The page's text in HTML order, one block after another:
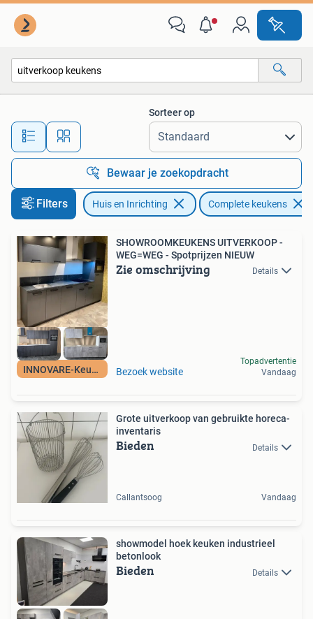
Alle afstanden…
Sorteer op
Bewaar je zoekopdracht
Filters Huis en Inrichting Complete keukens
INNOVARE-Keukens
SHOWROOMKEUKENS UITVERKOOP -
WEG=WEG - Spotprijzen NIEUW
Zie omschrijving Details
Bezoek website
Topadvertentie
Vandaag
Grote uitverkoop van gebruikte horeca-
inventaris
Bieden Details
Callantsoog Vandaag
showmodel hoek keuken industrieel
betonlook
Bieden Details